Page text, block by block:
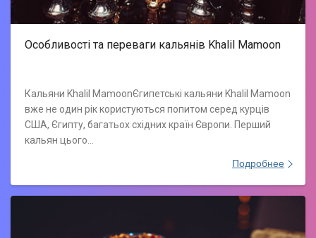
Особливості та переваги кальянів Khalil Mamoon
Кальяни Khalil MamoonЄгипетські кальяни Khalil Mamoon
вже не один рік користуються попитом серед курців
США, Єгипту, багатьох східних країн Європи. Перший
кальян цього…
Подробнее